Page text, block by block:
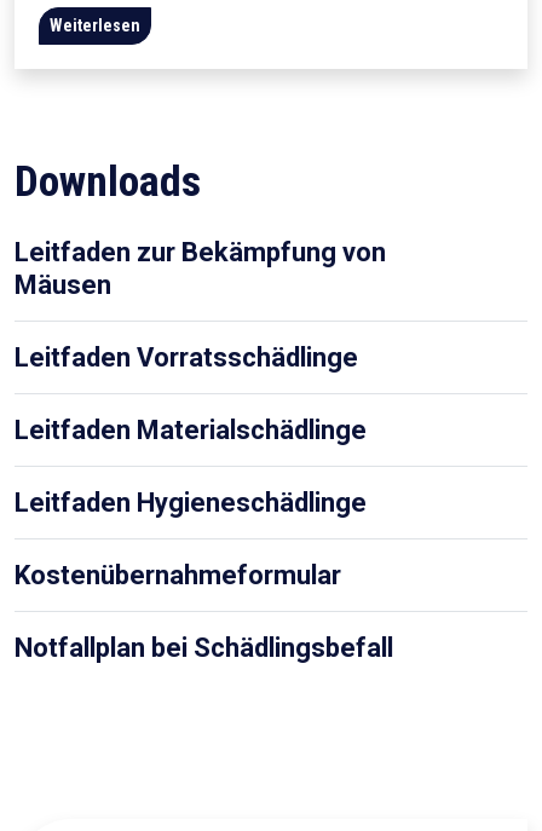
Weiterlesen
Downloads
Leitfaden zur Bekämpfung von
Mäusen
Leitfaden Vorratsschädlinge
Leitfaden Materialschädlinge
Leitfaden Hygieneschädlinge
Kostenübernahmeformular
Notfallplan bei Schädlingsbefall